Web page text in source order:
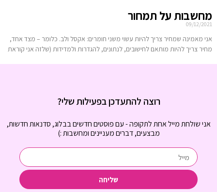
מחשבות על תמחור
09/12/2021
אני מאמינה שמחיר צריך להיות עשוי משני חומרים: אקסל ולב. כלומר – מצד אחד,
מחיר צריך להיות מותאם לחישובים, לנתונים, להגדרות ולמדידות (שלזה אני קוראת
רוצה להתעדכן בפעילות שלי?
אני שולחת מייל אחת לתקופה - עם פוסטים חדשים בבלוג, סדנאות חדשות,
מבצעים, דברים מעניינים ומחשבות :)
שליחה